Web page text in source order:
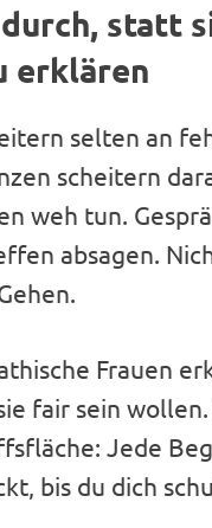
statt
erklären
selten an
scheitern
weh tun.
absagen.
Frauen
fair sein wollen.
Jede
bis du dich